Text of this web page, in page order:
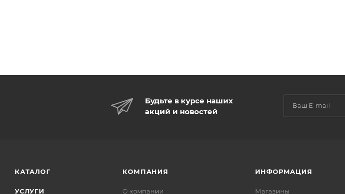
Будьте в курсе наших
акций и новостей
КАТАЛОГ
УСЛУГИ
КОМПАНИЯ
О компании
ИНФОРМАЦИЯ
Магазины